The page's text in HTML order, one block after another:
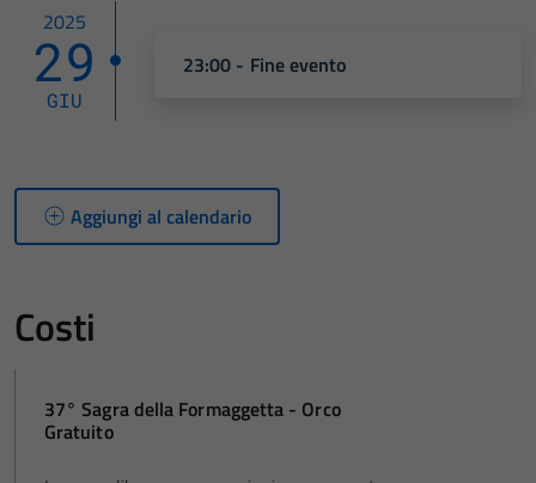
2025
29
GIU
23:00 - Fine evento
Aggiungi al calendario
Costi
37° Sagra della Formaggetta - Orco
Gratuito